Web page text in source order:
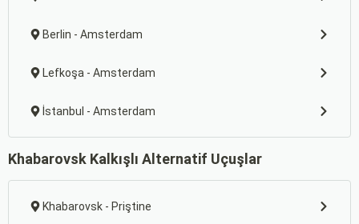
Berlin - Amsterdam
Lefkoşa - Amsterdam
İstanbul - Amsterdam
Khabarovsk Kalkışlı Alternatif Uçuşlar
Khabarovsk - Priştine